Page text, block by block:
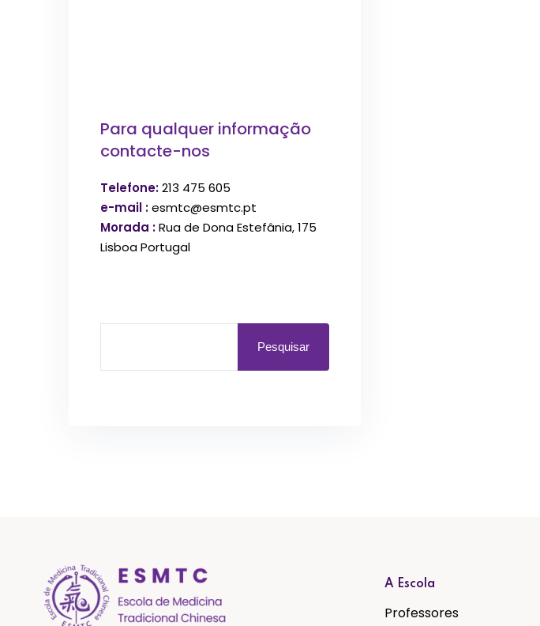
Para qualquer informação
contacte-nos
Telefone:213 475 605
e-mail :esmtc@esmtc.pt
Morada :Rua de Dona Estefânia, 175
Lisboa Portugal
Pesquisar
A Escola
Professores